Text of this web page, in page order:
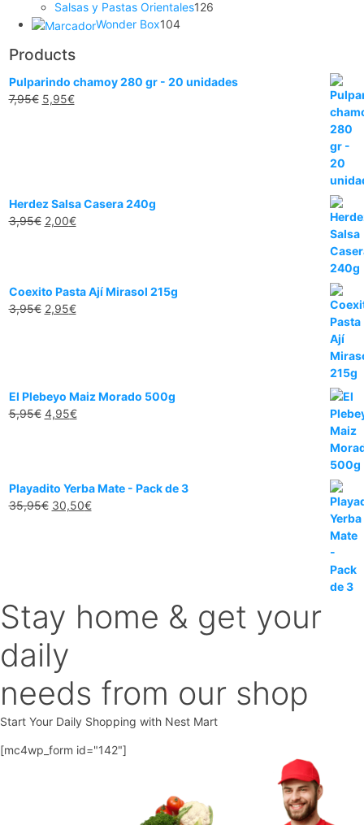
productos
Salsas y Pastas Orientales126126
Wonder Box104104
Products
Pulparindo chamoy 280 gr - 20 unidades
7,95€ El
5,95€El
Herdez Salsa Casera 240g
3,95€ El
3,95€.
2,00€El
2,00€.
Coexito Pasta Ají Mirasol 215g
3,95€ El
2,95€El
El Plebeyo Maiz Morado 500g
5,95€ El
5,95€.
4,95€El
4,95€.
Playadito Yerba Mate - Pack de 3
35,95€ El
30,50€El
Stay home & get your
daily
needs from our shop
Start Your Daily Shopping with Nest Mart
[mc4wp_form id="142"]